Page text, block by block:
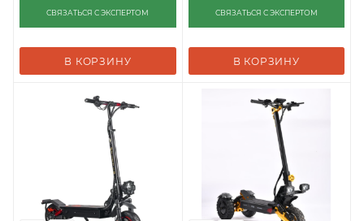
СВЯЗАТЬСЯ С ЭКСПЕРТОМ
В КОРЗИНУ
СВЯЗАТЬСЯ С ЭКСПЕРТОМ
В КОРЗИНУ